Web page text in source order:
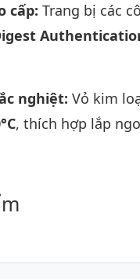
cấp: Trang bị các
nghiệt: Vỏ kim
, thích hợp lắp